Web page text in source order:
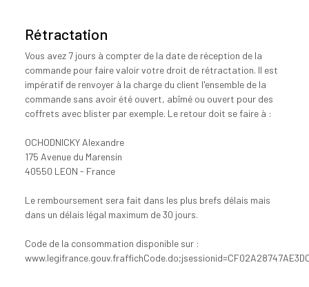
Rétractation
Vous avez 7 jours à compter de la date de réception de la
commande pour faire valoir votre droit de rétractation. Il est
impératif de renvoyer à la charge du client l'ensemble de la
commande sans avoir été ouvert, abîmé ou ouvert pour des
coffrets avec blister par exemple. Le retour doit se faire à :
OCHODNICKY Alexandre
175 Avenue du Marensin
40550 LEON - France
Le remboursement sera fait dans les plus brefs délais mais
dans un délais légal maximum de 30 jours.
Code de la consommation disponible sur :